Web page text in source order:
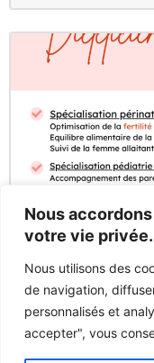
Nous
votre vie privée.
Nous utilisons des
de navigation,
personnalisés et
accepter", vous
Diététicienne
Diététicienne